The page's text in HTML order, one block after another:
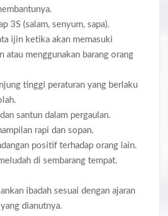
3S (salam, senyum, sapa).
ijin ketika akan memasuki
atau menggunakan barang orang
tinggi peraturan yang berlaku
santun dalam pergaulan.
rapi dan sopan.
positif terhadap orang lain.
di sembarang tempat.
ibadah sesuai dengan ajaran
dianutnya.